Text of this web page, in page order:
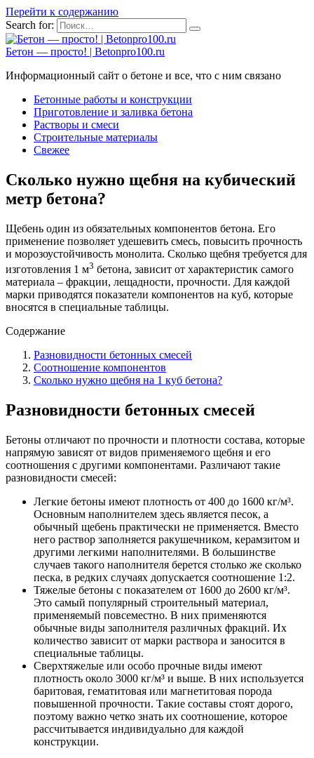
Перейти к содержанию
Search for:
Бетон — просто! | Betonpro100.ru
Информационный сайт о бетоне и все, что с ним связано
Бетонные работы и конструкции
Приготовление и заливка бетона
Растворы и смеси
Строительные материалы
Свежее
Сколько нужно щебня на кубический
метр бетона?
Щебень один из обязательных компонентов бетона. Его
применение позволяет удешевить смесь, повысить прочность
и морозоустойчивость монолита. Сколько щебня требуется для
изготовления 1 м3 бетона, зависит от характеристик самого
материала – фракции, лещадности, прочности. Для каждой
марки приводятся показатели компонентов на куб, которые
вносятся в специальные таблицы.
Содержание
Разновидности бетонных смесей
Соотношение компонентов
Сколько нужно щебня на 1 куб бетона?
Разновидности бетонных смесей
Бетоны отличают по прочности и плотности состава, которые
напрямую зависят от видов применяемого щебня и его
соотношения с другими компонентами. Различают такие
разновидности смесей:
Легкие бетоны имеют плотность от 400 до 1600 кг/м³.
Основным наполнителем здесь является песок, а
обычный щебень практически не применяется. Вместо
него раствор заполняется ракушечником, керамзитом и
другими легкими наполнителями. В большинстве
случаев такого наполнителя берется столько же сколько
песка, в редких случаях допускается соотношение 1:2.
Тяжелые бетоны с показателем от 1600 до 2600 кг/м³.
Это самый популярный строительный материал,
применяемый повсеместно. В них применяются
обычные виды заполнителя различных фракций. Их
количество зависит от марки раствора и заносится в
специальные таблицы.
Сверхтяжелые или особо прочные виды имеют
плотность около 3000 кг/м³ и выше. В них используется
баритовая, гематитовая или магнетитовая порода
повышенной прочности. Такие составы стоят дорого,
поэтому важно четко знать их соотношение, которое
рассчитывается индивидуально для каждой
конструкции.